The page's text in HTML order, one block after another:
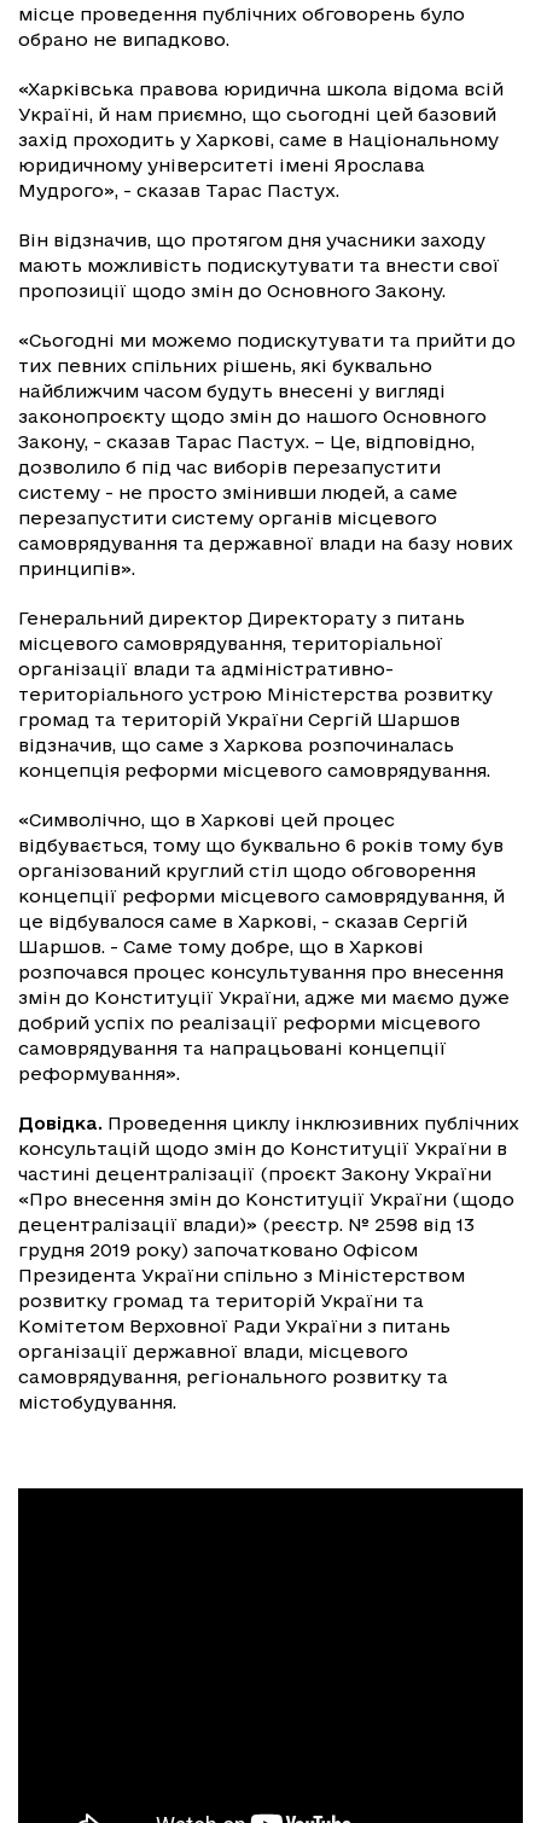
місце проведення публічних обговорень було
обрано не випадково.
«Харківська правова юридична школа відома всій
Україні, й нам приємно, що сьогодні цей базовий
захід проходить у Харкові, саме в Національному
юридичному університеті імені Ярослава
Мудрого», - сказав Тарас Пастух.
Він відзначив, що протягом дня учасники заходу
мають можливість подискутувати та внести свої
пропозиції щодо змін до Основного Закону.
«Сьогодні ми можемо подискутувати та прийти до
тих певних спільних рішень, які буквально
найближчим часом будуть внесені у вигляді
законопроєкту щодо змін до нашого Основного
Закону, - сказав Тарас Пастух. – Це, відповідно,
дозволило б під час виборів перезапустити
систему - не просто змінивши людей, а саме
перезапустити систему органів місцевого
самоврядування та державної влади на базу нових
принципів».
Генеральний директор Директорату з питань
місцевого самоврядування, територіальної
організації влади та адміністративно-
територіального устрою Міністерства розвитку
громад та територій України Сергій Шаршов
відзначив, що саме з Харкова розпочиналась
концепція реформи місцевого самоврядування.
«Символічно, що в Харкові цей процес
відбувається, тому що буквально 6 років тому був
організований круглий стіл щодо обговорення
концепції реформи місцевого самоврядування, й
це відбувалося саме в Харкові, - сказав Сергій
Шаршов. - Саме тому добре, що в Харкові
розпочався процес консультування про внесення
змін до Конституції України, адже ми маємо дуже
добрий успіх по реалізації реформи місцевого
самоврядування та напрацьовані концепції
реформування».
Довідка. Проведення циклу інклюзивних публічних
консультацій щодо змін до Конституції України в
частині децентралізації (проєкт Закону України
«Про внесення змін до Конституції України (щодо
децентралізації влади)» (реєстр. № 2598 від 13
грудня 2019 року) започатковано Офісом
Президента України спільно з Міністерством
розвитку громад та територій України та
Комітетом Верховної Ради України з питань
організації державної влади, місцевого
самоврядування, регіонального розвитку та
містобудування.